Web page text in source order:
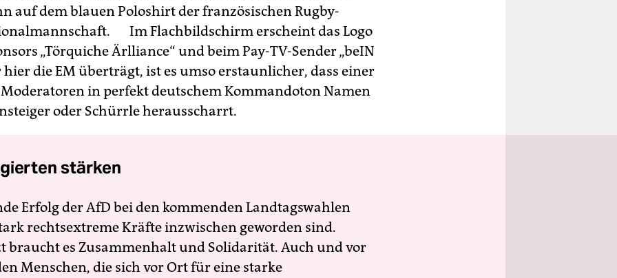
auf dem blauen Poloshirt der französischen Rugby-
Im Flachbildschirm erscheint das Logo
„Törquiche Ärlliance“ und beim Pay-TV-Sender „beIN
hier die EM überträgt, ist es umso erstaunlicher, dass einer
in perfekt deutschem Kommandoton Namen
oder Schürrle herausscharrt.
stärken
Erfolg der AfD bei den kommenden Landtagswahlen
rechtsextreme Kräfte inzwischen geworden sind.
braucht es Zusammenhalt und Solidarität. Auch und vor
Menschen, die sich vor Ort für eine starke